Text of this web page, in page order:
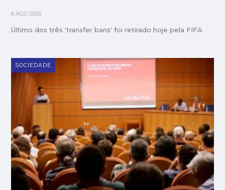
6 AGO 2026
Último dos três 'transfer bans' foi retirado hoje pela FIFA
SOCIEDADE